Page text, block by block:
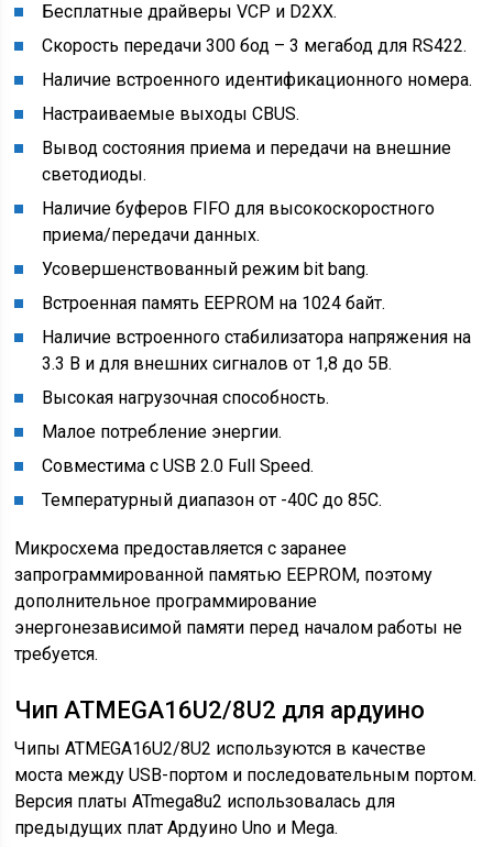
Бесплатные драйверы VCP и D2XX.
Скорость передачи 300 бод – 3 мегабод для RS422.
Наличие встроенного идентификационного номера.
Настраиваемые выходы CBUS.
Вывод состояния приема и передачи на внешние
светодиоды.
Наличие буферов FIFO для высокоскоростного
приема/передачи данных.
Усовершенствованный режим bit bang.
Встроенная память EEPROM на 1024 байт.
Наличие встроенного стабилизатора напряжения на
3.3 В и для внешних сигналов от 1,8 до 5В.
Высокая нагрузочная способность.
Малое потребление энергии.
Совместима с USB 2.0 Full Speed.
Температурный диапазон от -40С до 85С.
Микросхема предоставляется с заранее
запрограммированной памятью EEPROM, поэтому
дополнительное программирование
энергонезависимой памяти перед началом работы не
требуется.
Чип ATMEGA16U2/8U2 для ардуино
Чипы ATMEGA16U2/8U2 используются в качестве
моста между USB-портом и последовательным портом.
Версия платы ATmega8u2 использовалась для
предыдущих плат Ардуино Uno и Mega.